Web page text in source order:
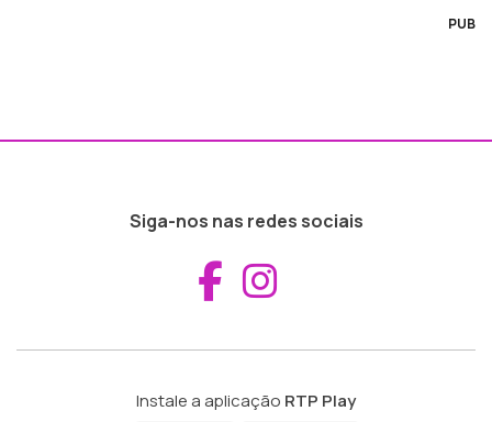
PUB
Siga-nos nas redes sociais
Aceder ao
Instale a aplicação RTP Play